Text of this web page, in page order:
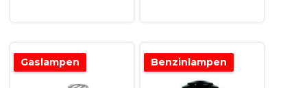
Gaslampen Benzinlampen